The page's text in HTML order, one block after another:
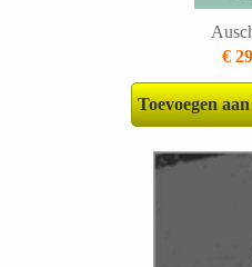
€
Toevoegen